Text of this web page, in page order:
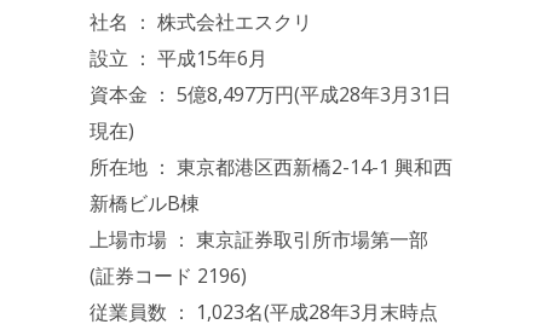
社名 ： 株式会社エスクリ
設立 ： 平成15年6月
資本金 ： 5億8,497万円(平成28年3月31日
現在)
所在地 ： 東京都港区西新橋2-14-1 興和西
新橋ビルB棟
上場市場 ： 東京証券取引所市場第一部
(証券コード 2196)
従業員数 ： 1,023名(平成28年3月末時点